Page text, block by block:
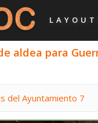
aldea para
del Ayuntamiento 7